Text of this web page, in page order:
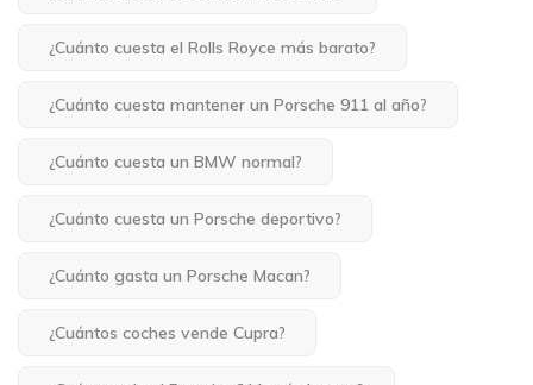
¿Cuánto cuesta el Rolls Royce más barato?
¿Cuánto cuesta mantener un Porsche 911 al año?
¿Cuánto cuesta un BMW normal?
¿Cuánto cuesta un Porsche deportivo?
¿Cuánto gasta un Porsche Macan?
¿Cuántos coches vende Cupra?